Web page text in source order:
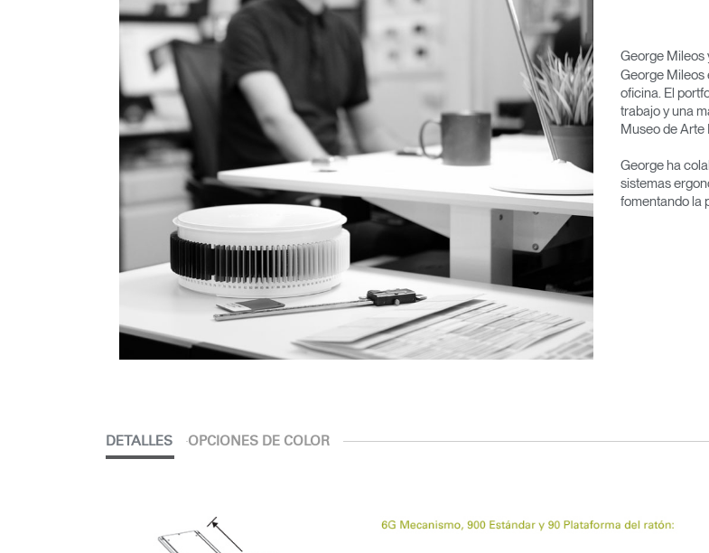
George Mileos
George Mileos
oficina. El
trabajo y una
Museo de Arte
George ha
sistemas
fomentando la
DETALLES OPCIONES DE COLOR